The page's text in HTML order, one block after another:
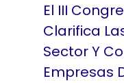
El III
Clarifica
Sector Y
Empresas